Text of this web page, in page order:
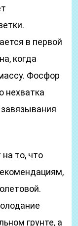
в первой
когда
Фосфор
нехватка
то, что
грунте, а